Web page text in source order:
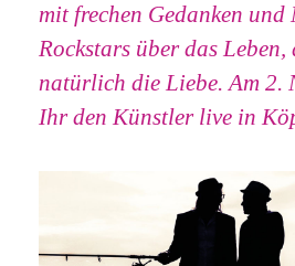
mit frechen Gedanken und
Rockstars über das
natürlich die Liebe. Am 2.
Ihr den Künstler live in